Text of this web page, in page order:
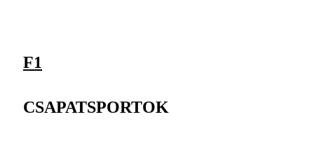
F1
CSAPATSPORTOK